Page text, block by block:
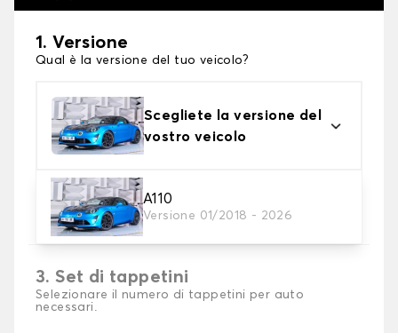
1. Versione
Qual è la versione del tuo veicolo?
Scegliete la versione del
vostro veicolo
A110
Versione 01/2018 - 2026
2. Materiale
Scegli il materiale del tappetini auto
3. Set di tappetini
Selezionare il numero di tappetini per auto
necessari.